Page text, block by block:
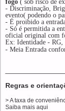
fogo( sob risco de
- Discriminação,
evento( podendo o
- É proibido a
- Só é permitida a
oficial original com
Ex: Identidade - RG,
- Meia Entrada
Regras e
> A taxa de
Saiba mais aqui